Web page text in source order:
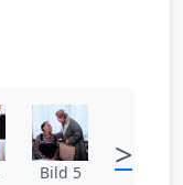
Bild 5 >